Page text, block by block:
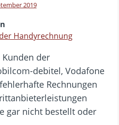
2019
Handyrechnung
der
debitel, Vodafone
Rechnungen
gar nicht bestellt oder